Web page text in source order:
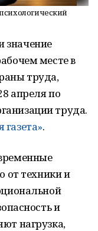
значение
месте в
труда,
апреля по
труда.
.
от техники и
и
нагрузка,